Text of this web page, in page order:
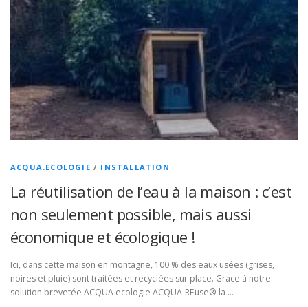
ACQUA.ECOLOGIE / INSTALLATION
La réutilisation de l’eau à la maison : c’est
non seulement possible, mais aussi
économique et écologique !
Ici, dans cette maison en montagne, 100 % des eaux usées (grises,
noires et pluie) sont traitées et recyclées sur place. Grace à notre
solution brevetée ACQUA ecologie ACQUA-REuse® la …